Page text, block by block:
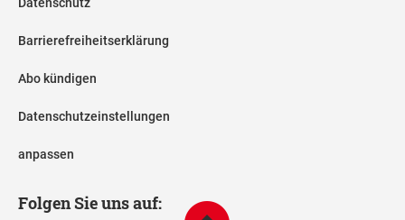
Datenschutz
Barrierefreiheitserklärung
Abo kündigen
Datenschutzeinstellungen
anpassen
Folgen Sie uns auf: